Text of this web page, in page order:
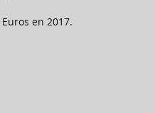
en 2017.